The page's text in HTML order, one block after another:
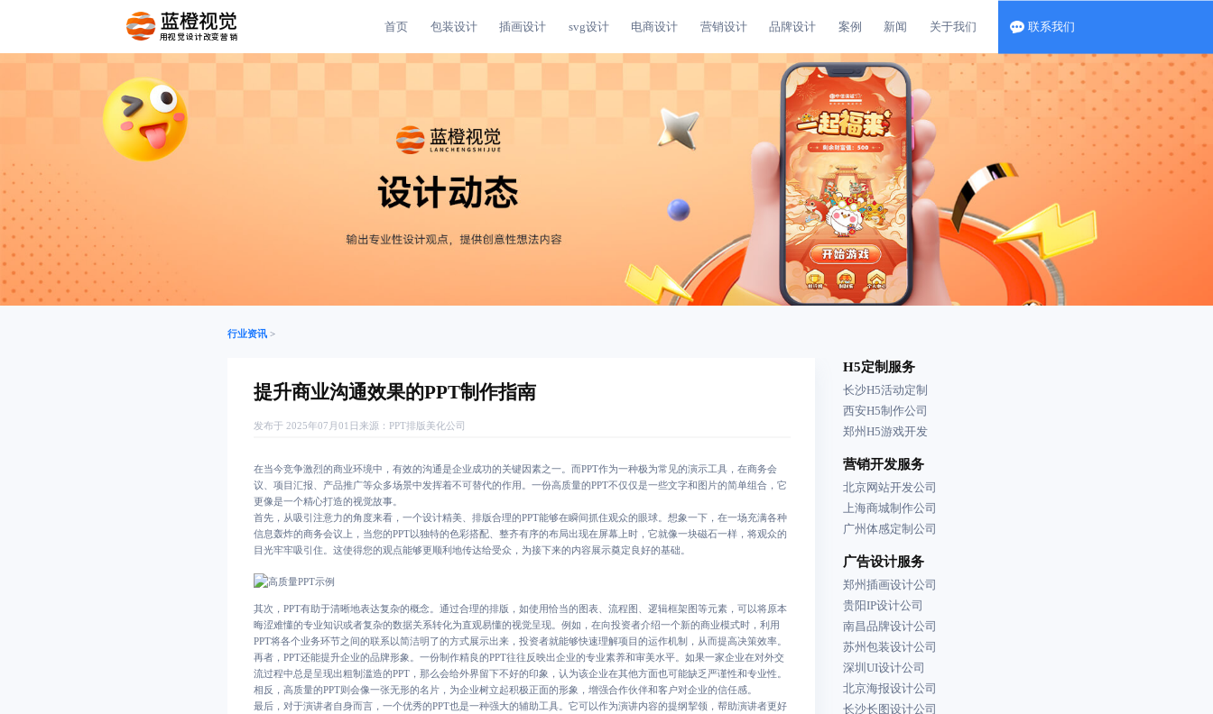
用视觉设计改变营销
首页 包装设计 插画设计 svg设计 电商设计 营销设计 品牌设计 案例 新闻 关于我们 联系我们
行业资讯 >
提升商业沟通效果的PPT制作指南
发布于 2025年07月01日 来源： PPT排版美化公司
在当今竞争激烈的商业环境中，有效的沟通是企业成功的关键因素之一。而PPT作为一种极为常见的演示工具，在商务会
议、项目汇报、产品推广等众多场景中发挥着不可替代的作用。一份高质量的PPT不仅仅是一些文字和图片的简单组合，它
更像是一个精心打造的视觉故事。
首先，从吸引注意力的角度来看，一个设计精美、排版合理的PPT能够在瞬间抓住观众的眼球。想象一下，在一场充满各种
信息轰炸的商务会议上，当您的PPT以独特的色彩搭配、整齐有序的布局出现在屏幕上时，它就像一块磁石一样，将观众的
目光牢牢吸引住。这使得您的观点能够更顺利地传达给受众，为接下来的内容展示奠定良好的基础。
其次，PPT有助于清晰地表达复杂的概念。通过合理的排版，如使用恰当的图表、流程图、逻辑框架图等元素，可以将原本
晦涩难懂的专业知识或者复杂的数据关系转化为直观易懂的视觉呈现。例如，在向投资者介绍一个新的商业模式时，利用
PPT将各个业务环节之间的联系以简洁明了的方式展示出来，投资者就能够快速理解项目的运作机制，从而提高决策效率。
再者，PPT还能提升企业的品牌形象。一份制作精良的PPT往往反映出企业的专业素养和审美水平。如果一家企业在对外交
流过程中总是呈现出粗制滥造的PPT，那么会给外界留下不好的印象，认为该企业在其他方面也可能缺乏严谨性和专业性。
相反，高质量的PPT则会像一张无形的名片，为企业树立起积极正面的形象，增强合作伙伴和客户对企业的信任感。
最后，对于演讲者自身而言，一个优秀的PPT也是一种强大的辅助工具。它可以作为演讲内容的提纲挈领，帮助演讲者更好
H5定制服务
长沙H5活动定制
西安H5制作公司
郑州H5游戏开发
营销开发服务
北京网站开发公司
上海商城制作公司
广州体感定制公司
广告设计服务
郑州插画设计公司
贵阳IP设计公司
南昌品牌设计公司
苏州包装设计公司
深圳UI设计公司
北京海报设计公司
长沙长图设计公司